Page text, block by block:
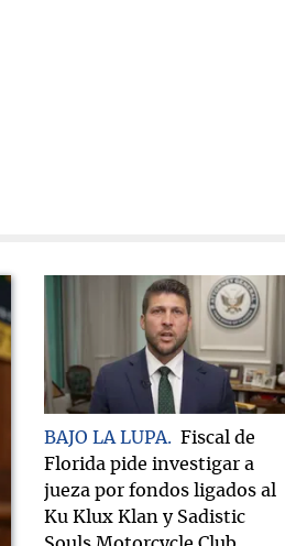
BAJO LA LUPA
Fiscal de
Florida pide investigar a
jueza por fondos ligados al
Ku Klux Klan y Sadistic